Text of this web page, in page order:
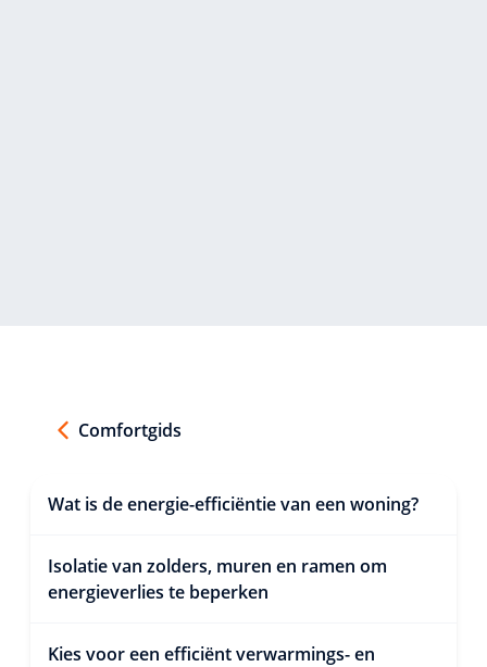
Comfortgids
Wat is de energie-efficiëntie van een woning?
Isolatie van zolders, muren en ramen om
energieverlies te beperken
Kies voor een efficiënt verwarmings- en